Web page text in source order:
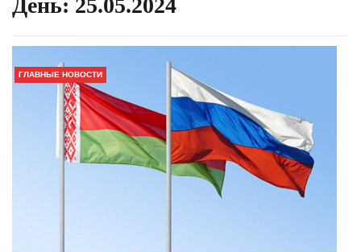
День: 25.05.2024
ГЛАВНЫЕ НОВОСТИ